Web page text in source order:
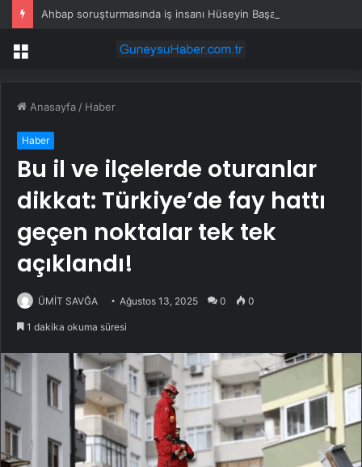
Menü
Anasayfa / Haber
Haber
Bu il ve ilçelerde oturanlar
dikkat: Türkiye’de fay hattı
geçen noktalar tek tek
açıklandı!
ÜMİT SAVĞA Ağustos 13, 2025 0 0
1 dakika okuma süresi